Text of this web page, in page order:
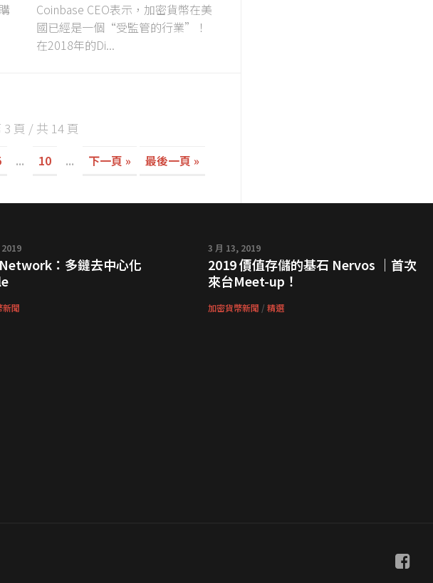
Coinbase CEO表示，加密貨幣在美
國已經是一個“受監管的行業”！
在2018年的Di...
3 頁 / 共 14 頁
... 10 ... 下一頁 » 最後一頁 »
：多鏈去中心化
新聞
3 月 13, 2019
2019 價值存儲的基石 Nervos ｜首次
來台Meet-up！
加密貨幣新聞 / 精選